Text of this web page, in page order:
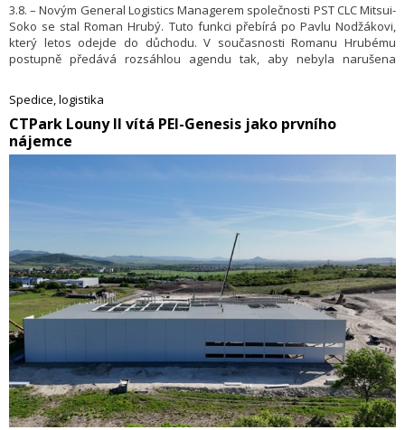
3.8. – Novým General Logistics Managerem společnosti PST CLC Mitsui-
Soko se stal Roman Hrubý. Tuto funkci přebírá po Pavlu Nodžákovi,
který letos odejde do důchodu. V současnosti Romanu Hrubému
postupně předává rozsáhlou agendu tak, aby nebyla narušena
Spedice, logistika
​CTPark Louny II vítá PEI-Genesis jako prvního
nájemce